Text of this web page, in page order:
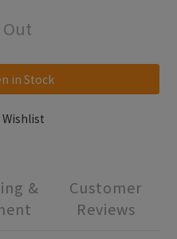
Out
in Stock
&
Customer
Reviews